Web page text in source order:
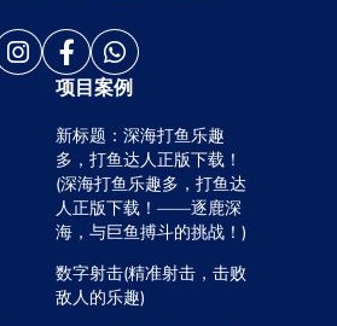
项目案例
新标题：深海打鱼乐趣
多，打鱼达人正版下载！
(深海打鱼乐趣多，打鱼达
人正版下载！——逐鹿深
海，与巨鱼搏斗的挑战！)
数字射击(精准射击，击败
敌人的乐趣)